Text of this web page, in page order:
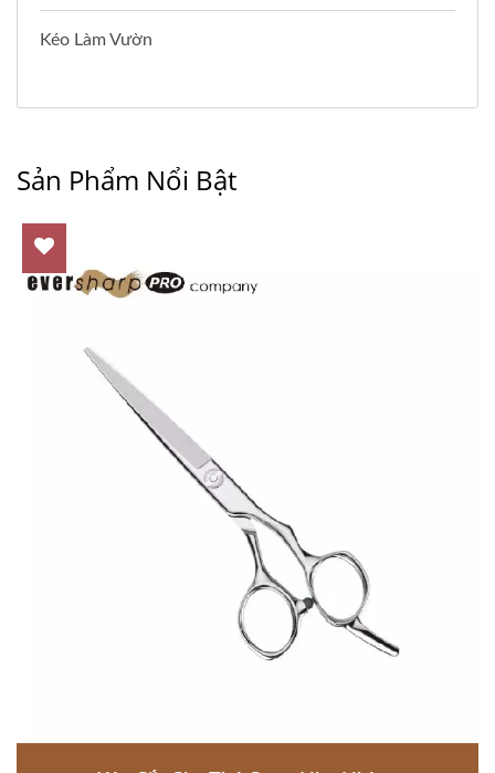
Kéo Làm Vườn
Sản Phẩm Nổi Bật